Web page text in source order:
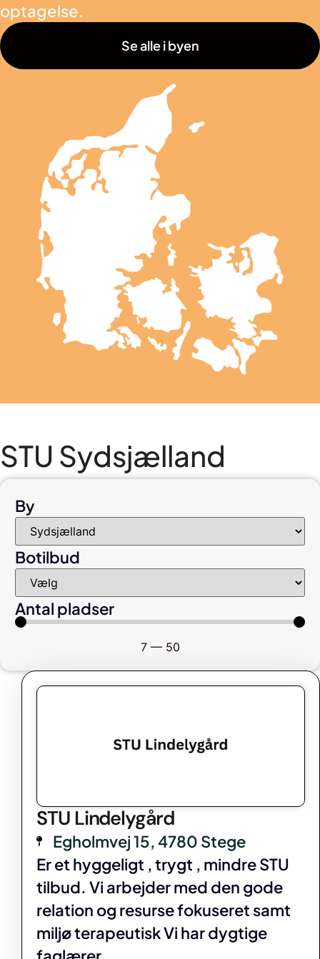
optagelse.
Se alle i byen
STU Sydsjælland
By
Botilbud
Antal pladser
7— 50
STU Lindelygård
Egholmvej 15, 4780 Stege
Er et hyggeligt , trygt , mindre STU
tilbud. Vi arbejder med den gode
relation og resurse fokuseret samt
miljø terapeutisk Vi har dygtige